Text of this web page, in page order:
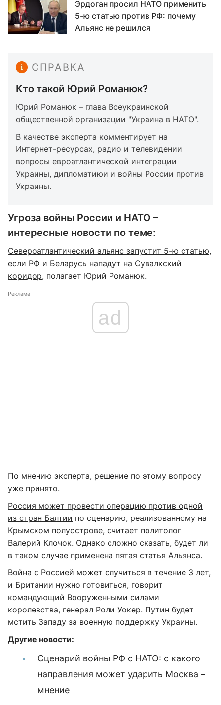
Эрдоган просил НАТО применить
5-ю статью против РФ: почему
Альянс не решился
СПРАВКА
Кто такой Юрий Романюк?
Юрий Романюк – глава Всеукраинской
общественной организации "Украина в НАТО".
В качестве эксперта комментирует на
Интернет-ресурсах, радио и телевидении
вопросы евроатлантической интеграции
Украины, дипломатиюи и войны России против
Украины.
Угроза войны России и НАТО –
интересные новости по теме:
Североатлантический альянс запустит 5-ю статью,
если РФ и Беларусь нападут на Сувалкский
коридор, полагает Юрий Романюк.
Реклама
ad
По мнению эксперта, решение по этому вопросу
уже принято.
Россия может провести операцию против одной
из стран Балтии по сценарию, реализованному на
Крымском полуострове, считает политолог
Валерий Клочок. Однако сложно сказать, будет ли
в таком случае применена пятая статья Альянса.
Война с Россией может случиться в течение 3 лет,
и Британии нужно готовиться, говорит
командующий Вооруженными силами
королевства, генерал Роли Уокер. Путин будет
мстить Западу за военную поддержку Украины.
Другие новости:
Сценарий войны РФ с НАТО: с какого
направления может ударить Москва –
мнение